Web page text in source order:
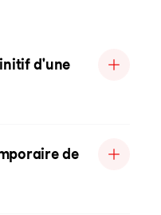
d'une
de